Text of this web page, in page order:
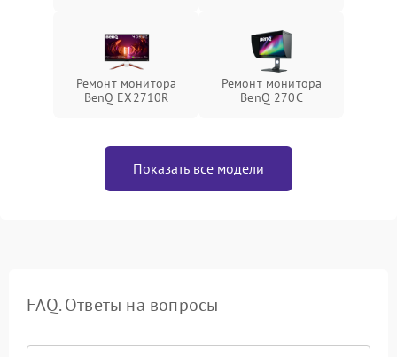
Ремонт монитора
BenQ EX2710R
Ремонт монитора
BenQ 270C
Показать все модели
FAQ. Ответы на вопросы